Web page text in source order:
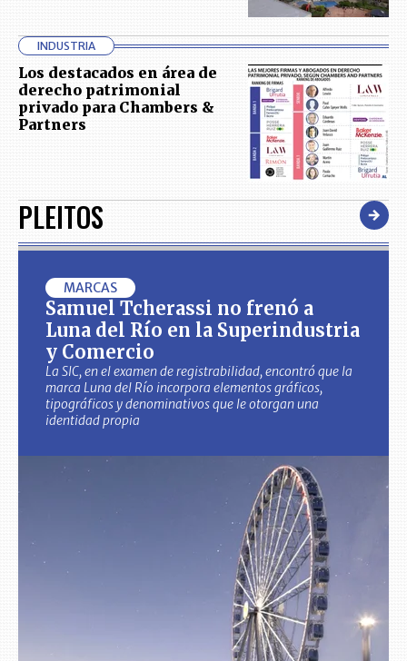
INDUSTRIA
Los destacados en área de
derecho patrimonial
privado para Chambers &
Partners
PLEITOS
MARCAS
Samuel Tcherassi no frenó a
Luna del Río en la Superindustria
y Comercio
La SIC, en el examen de registrabilidad, encontró que la
marca Luna del Río incorpora elementos gráficos,
tipográficos y denominativos que le otorgan una
identidad propia